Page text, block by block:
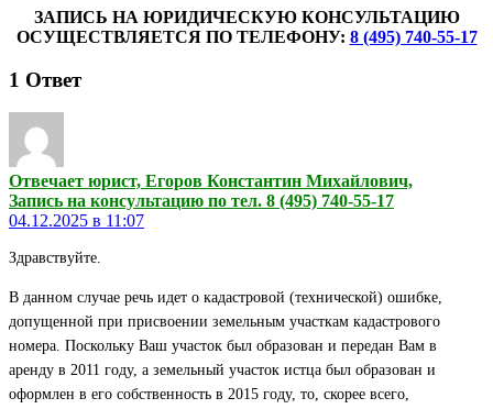
ЗАПИСЬ НА ЮРИДИЧЕСКУЮ КОНСУЛЬТАЦИЮ
ОСУЩЕСТВЛЯЕТСЯ ПО ТЕЛЕФОНУ: 8 (495) 740-55-17
1 Ответ
Отвечает юрист, Егоров Константин Михайлович,
Запись на консультацию по тел. 8 (495) 740-55-17
04.12.2025 в 11:07
Здравствуйте.
В данном случае речь идет о кадастровой (технической) ошибке,
допущенной при присвоении земельным участкам кадастрового
номера. Поскольку Ваш участок был образован и передан Вам в
аренду в 2011 году, а земельный участок истца был образован и
оформлен в его собственность в 2015 году, то, скорее всего,